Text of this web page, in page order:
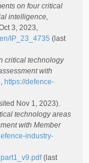
on four critical
intelligence,
3, 2023,
IP_23_4735 (last
critical technology
with
https://defence-
Nov 1, 2023).
technology areas
with Member
industry-
(last